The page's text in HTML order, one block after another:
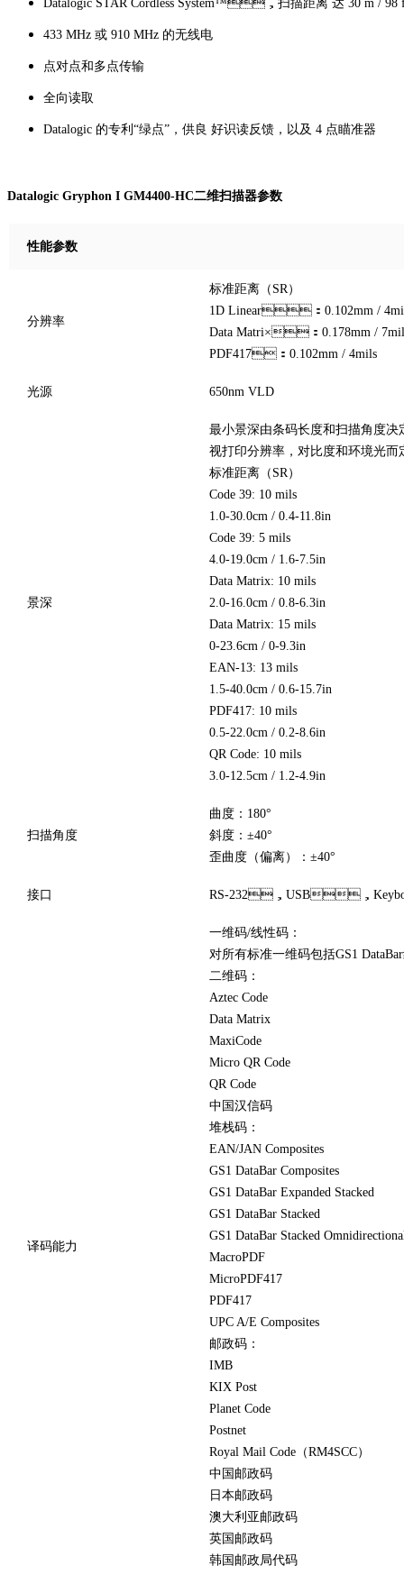
Datalogic STAR Cordless System™，扫描距离 达 30 m / 98
433 MHz 或 910 MHz 的无线电
点对点和多点传输
全向读取
Datalogic 的专利“绿点”，供良 好识读反馈，以及 4 点瞄准器
Datalogic Gryphon I GM4400-HC二维扫描器参数
性能参数
分辨率
标准距离（SR）
1D Linear：0.102mm /
Data Matri×：0.178mm /
PDF417：0.102mm / 4mils
光源 650nm VLD
景深
最小景深由条码长度和扫描角度决定
视打印分辨率，对比度和环境光而定
标准距离（SR）
Code 39: 10 mils
1.0-30.0cm / 0.4-11.8in
Code 39: 5 mils
4.0-19.0cm / 1.6-7.5in
Data Matrix: 10 mils
2.0-16.0cm / 0.8-6.3in
Data Matrix: 15 mils
0-23.6cm / 0-9.3in
EAN-13: 13 mils
1.5-40.0cm / 0.6-15.7in
PDF417: 10 mils
0.5-22.0cm / 0.2-8.6in
QR Code: 10 mils
3.0-12.5cm / 1.2-4.9in
扫描角度
曲度：180°
斜度：±40°
歪曲度（偏离）：±40°
接口 RS-232，USB，
译码能力
一维码/线性码：
对所有标准一维码包括GS1
二维码：
Aztec Code
Data Matrix
MaxiCode
Micro QR Code
QR Code
中国汉信码
堆栈码：
EAN/JAN Composites
GS1 DataBar Composites
GS1 DataBar Expanded Stacked
GS1 DataBar Stacked
GS1 DataBar Stacked
MacroPDF
MicroPDF417
PDF417
UPC A/E Composites
邮政码：
IMB
KIX Post
Planet Code
Postnet
Royal Mail Code（RM4SCC）
中国邮政码
日本邮政码
澳大利亚邮政码
英国邮政码
韩国邮政局代码